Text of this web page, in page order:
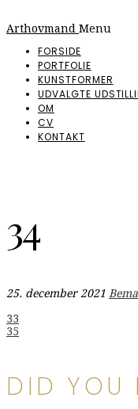
Arthovmand Menu
FORSIDE
PORTFOLIE
KUNSTFORMER
UDVALGTE
OM
CV
KONTAKT
34
25. december 2021
33
35
DID YOU